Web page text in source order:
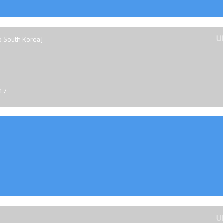
South Korea]